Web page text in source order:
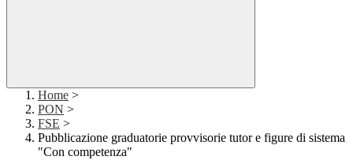
Home >
PON >
FSE >
Pubblicazione graduatorie provvisorie tutor e figure di sistema
"Con competenza"